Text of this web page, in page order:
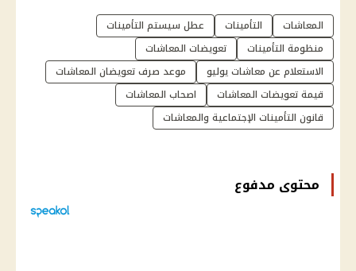
المعاشات التأمينات
عطل سيستم التأمينات
منظومة التأمينات
تعويضات المعاشات
الاستعلام عن معاشات يوليو
موعد صرف تعويضان المعاشات
قيمة تعويضات المعاشات
اصحاب المعاشات
قانون التأمينات الإجتماعية والمعاشات
محتوى مدفوع